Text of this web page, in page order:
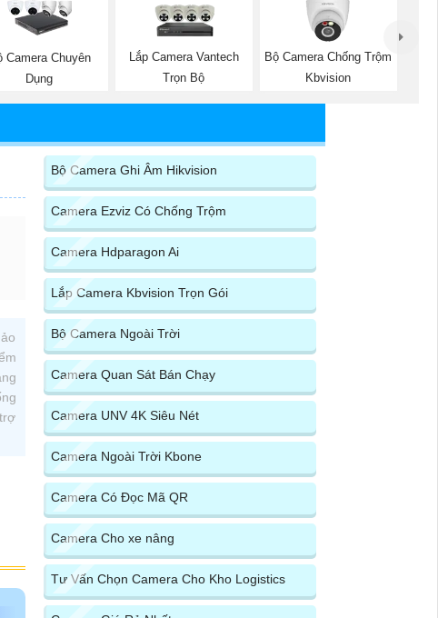
Camera Chuyên
Dụng
Lắp Camera Vantech
Trọn Bộ
Bộ Camera Chống Trộm
Kbvision
Bộ Camera Ghi Âm Hikvision
Camera Ezviz Có Chống Trộm
Camera Hdparagon Ai
Lắp Camera Kbvision Trọn Gói
Bộ Camera Ngoài Trời
Camera Quan Sát Bán Chạy
Camera UNV 4K Siêu Nét
Camera Ngoài Trời Kbone
Camera Có Đọc Mã QR
Camera Cho xe nâng
Tư Vấn Chọn Camera Cho Kho Logistics